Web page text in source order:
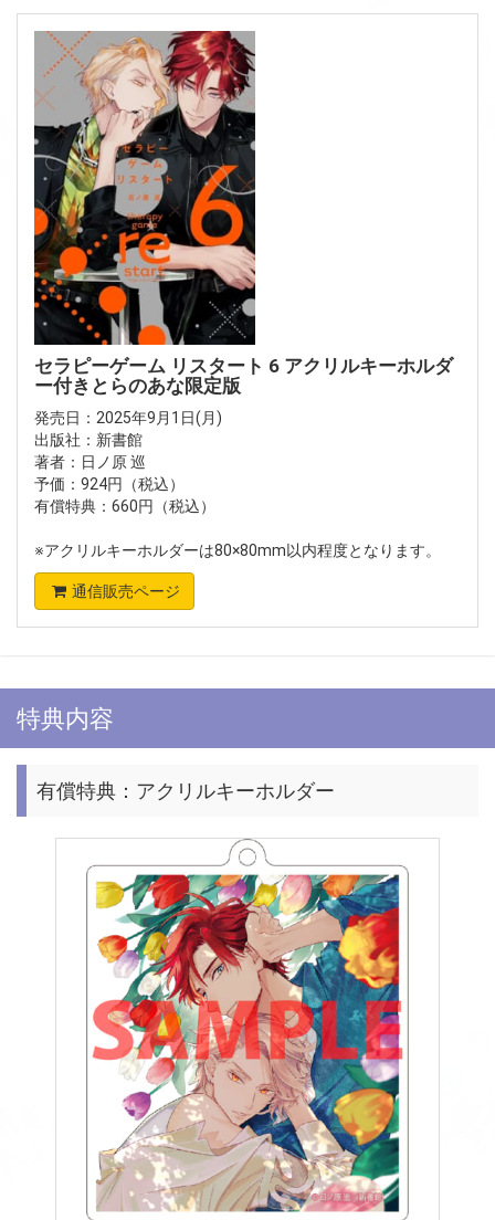
セラピーゲーム リスタート 6 アクリルキーホルダ
ー付きとらのあな限定版
発売日：2025年9月1日(月)
出版社：新書館
著者：日ノ原 巡
予価：924円（税込）
有償特典：660円（税込）
※アクリルキーホルダーは80×80mm以内程度となります。
通信販売ページ
特典内容
有償特典：アクリルキーホルダー